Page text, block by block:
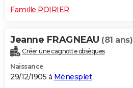
Famille POIRIER
Jeanne FRAGNEAU (81 ans)
Créer une cagnotte obsèques
Naissance
29/12/1905 à Ménesplet